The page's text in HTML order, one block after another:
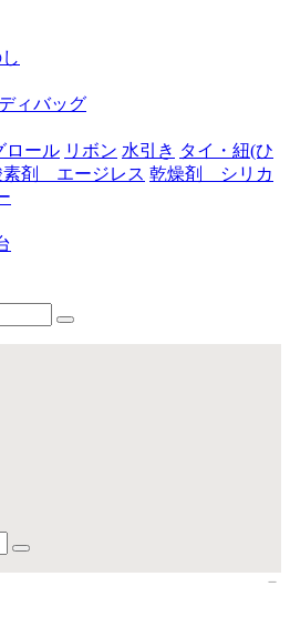
ィバッグ
ロール リボン 水引き タイ・紐(ひ
素剤 エージレス 乾燥剤 シリカ